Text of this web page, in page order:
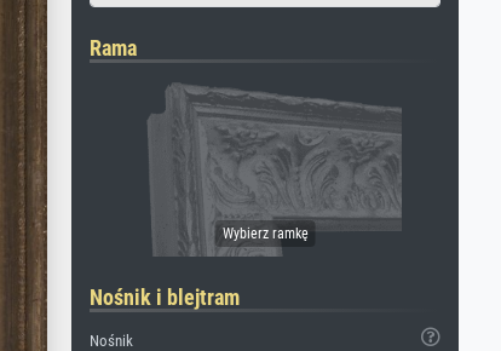
Rama
Nośnik i blejtram
Nośnik